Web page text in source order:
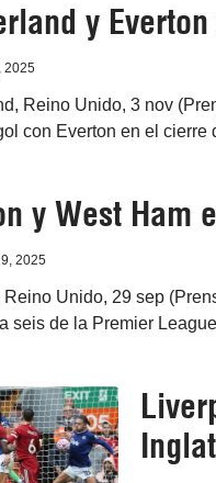
y
2025
Reino Unido, 3 nov
con Everton en el
y West Ham
2025
Reino Unido, 29 sep
seis de la Premier